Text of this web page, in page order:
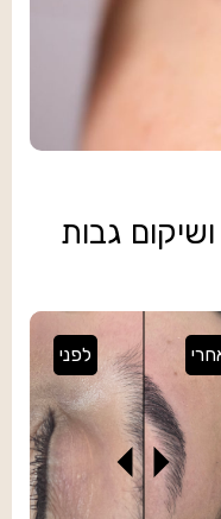
גבות
לפני